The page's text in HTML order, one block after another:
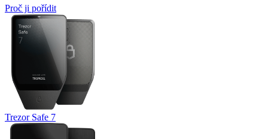
Proč ji pořídit
Trezor Safe 7